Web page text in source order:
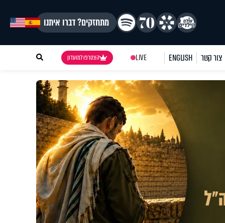
מתחזקים? דברו איתנו
צור קשר ENGLISH
LIVE הצטרפו למועדון